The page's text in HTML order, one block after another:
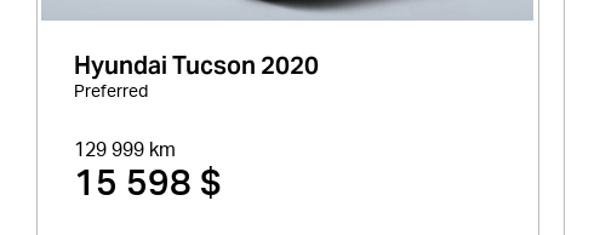
Hyundai Tucson 2020
Preferred
129 999 km
15 598 $